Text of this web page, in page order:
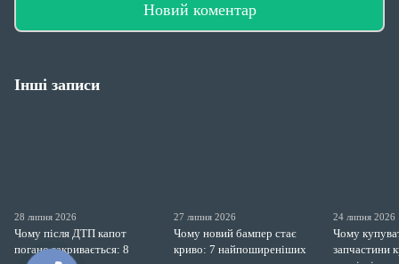
Новий коментар
Інші записи
28 липня 2026
Чому після ДТП капот
погано закривається: 8
27 липня 2026
Чому новий бампер стає
криво: 7 найпоширеніших
24 липня 2026
Чому
запчастини